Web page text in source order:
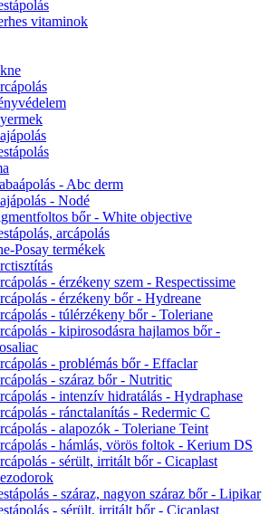
vitaminok
- Abc derm
- Nodé
bőr - White objective
arcápolás
Posay termékek
- érzékeny szem - Respectissime
- érzékeny bőr - Hydreane
- túlérzékeny bőr - Toleriane
- kipirosodásra hajlamos bőr -
- problémás bőr - Effaclar
- száraz bőr - Nutritic
- intenzív hidratálás - Hydraphase
- ránctalanítás - Redermic C
- alapozók - Toleriane Teint
- hámlás, vörös foltok - Kerium DS
- sérült, irritált bőr - Cicaplast
- száraz, nagyon száraz bőr - Lipikar
- sérült, irritált bőr - Cicaplast